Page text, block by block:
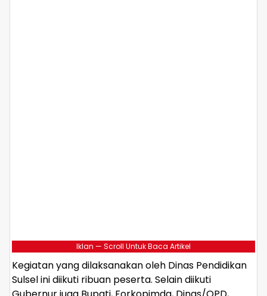
Iklan — Scroll Untuk Baca Artikel
Kegiatan yang dilaksanakan oleh Dinas Pendidikan
Sulsel ini diikuti ribuan peserta. Selain diikuti